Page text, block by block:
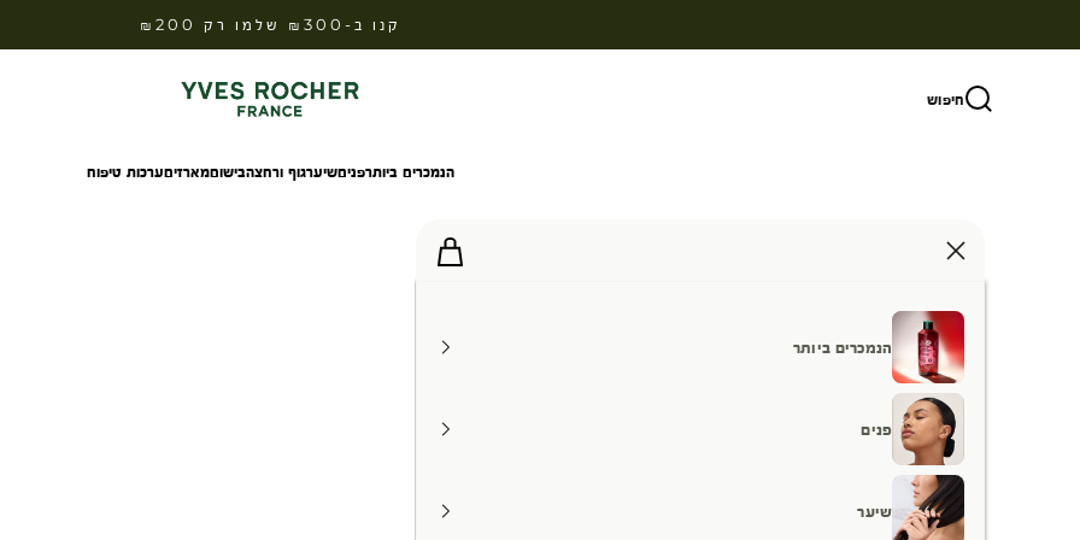
קנו ב-₪300 שלמו רק ₪200
חיפוש Yves Rocher Israel
הנמכרים ביותרפניםשיערגוף ורחצהבישוםמארזיםערכות טיפוח
הנמכרים ביותר
פנים
שיער